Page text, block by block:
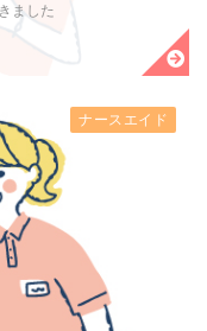
ました
ナースエイド